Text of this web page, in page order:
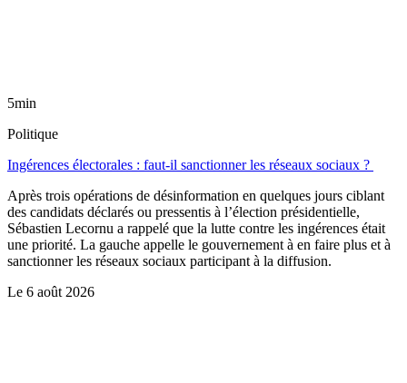
5min
Politique
Ingérences électorales : faut-il sanctionner les réseaux sociaux ?
Après trois opérations de désinformation en quelques jours ciblant
des candidats déclarés ou pressentis à l’élection présidentielle,
Sébastien Lecornu a rappelé que la lutte contre les ingérences était
une priorité. La gauche appelle le gouvernement à en faire plus et à
sanctionner les réseaux sociaux participant à la diffusion.
Le 6 août 2026